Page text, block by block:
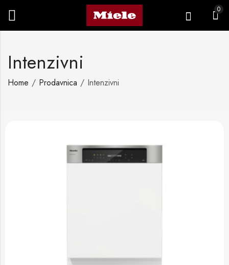
0
Intenzivni
Home Prodavnica Intenzivni